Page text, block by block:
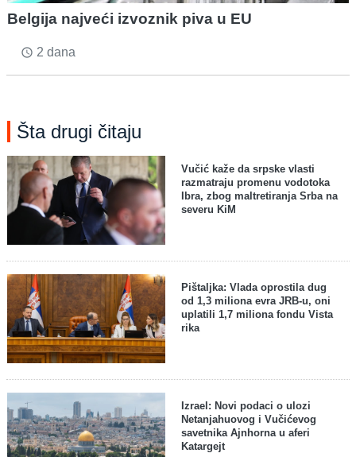
Belgija najveći izvoznik piva u EU
access_time 2 dana
Šta drugi čitaju
Vučić kaže da srpske vlasti
razmatraju promenu vodotoka
Ibra, zbog maltretiranja Srba na
severu KiM
Pištaljka: Vlada oprostila dug
od 1,3 miliona evra JRB-u, oni
uplatili 1,7 miliona fondu Vista
rika
Izrael: Novi podaci o ulozi
Netanjahuovog i Vučićevog
savetnika Ajnhorna u aferi
Katargejt